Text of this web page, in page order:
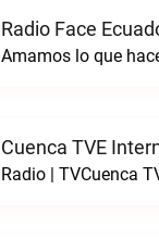
Radio Face
Amamos lo que
Cuenca TVE
Radio | TVCuenca